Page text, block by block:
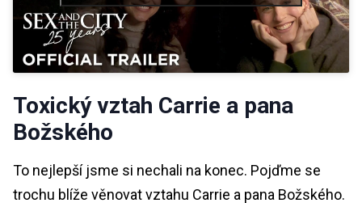
Toxický vztah Carrie a pana
Božského
To nejlepší jsme si nechali na konec. Pojďme se
trochu blíže věnovat vztahu Carrie a pana Božského.